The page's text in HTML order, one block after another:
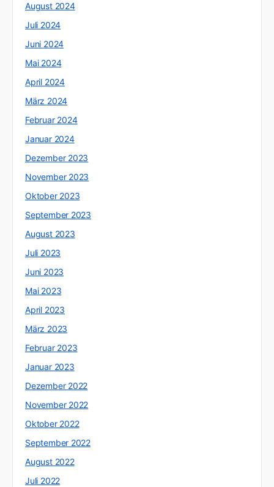
August 2024
Juli 2024
Juni 2024
Mai 2024
April 2024
März 2024
Februar 2024
Januar 2024
Dezember 2023
November 2023
Oktober 2023
September 2023
August 2023
Juli 2023
Juni 2023
Mai 2023
April 2023
März 2023
Februar 2023
Januar 2023
Dezember 2022
November 2022
Oktober 2022
September 2022
August 2022
Juli 2022